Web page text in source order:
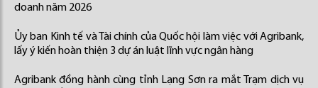
doanh năm 2026
Ủy ban Kinh tế và Tài chính của Quốc hội làm việc với Agribank,
lấy ý kiến hoàn thiện 3 dự án luật lĩnh vực ngân hàng
Agribank đồng hành cùng tỉnh Lạng Sơn ra mắt Trạm dịch vụ